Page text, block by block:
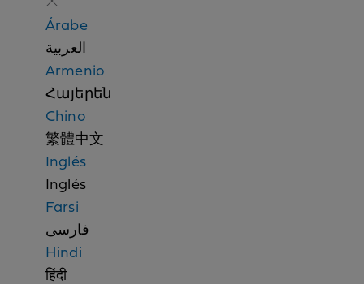
Árabe
العربية
Armenio
Հայերեն
Chino
繁體中文
Inglés
Inglés
Farsi
فارسی
Hindi
हिंदी